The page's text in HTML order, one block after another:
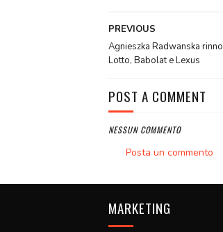
PREVIOUS
Agnieszka Radwanska
Lotto, Babolat e Lexus
POST A COMMENT
NESSUN COMMENTO
Posta un commento
MARKETING